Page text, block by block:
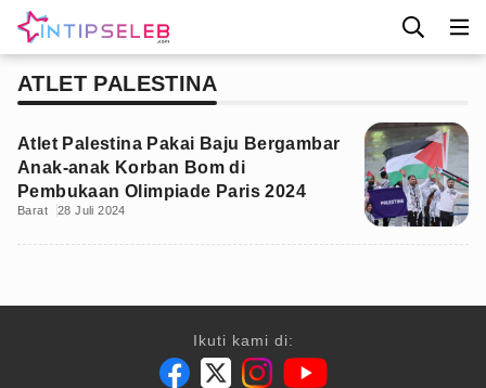
ATLET PALESTINA
Atlet Palestina Pakai Baju Bergambar
Anak-anak Korban Bom di
Pembukaan Olimpiade Paris 2024
Barat 28 Juli 2024
Ikuti kami di: